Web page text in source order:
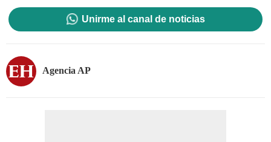
Unirme al canal de noticias
Agencia AP